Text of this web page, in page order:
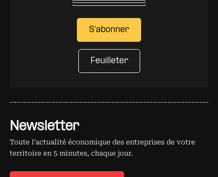
Newsletter
Toute l’actualité économique des entreprises de votre
territoire en 5 minutes, chaque jour.
S'abonner
Feuilleter